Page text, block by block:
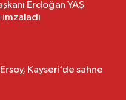
Erdoğan YAŞ
imzaladı
Kayseri’de sahne